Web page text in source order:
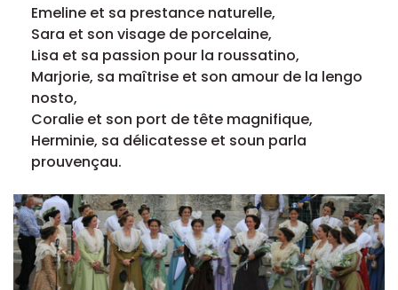
Emeline et sa prestance naturelle,
Sara et son visage de porcelaine,
Lisa et sa passion pour la roussatino,
Marjorie, sa maîtrise et son amour de la lengo
nosto,
Coralie et son port de tête magnifique,
Herminie, sa délicatesse et soun parla
prouvençau.